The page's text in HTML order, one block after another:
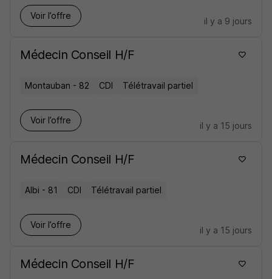
Voir l’offre
il y a 9 jours
Médecin Conseil H/F
Montauban - 82 CDI Télétravail partiel
Voir l’offre
il y a 15 jours
Médecin Conseil H/F
Albi - 81 CDI Télétravail partiel
Voir l’offre
il y a 15 jours
Médecin Conseil H/F